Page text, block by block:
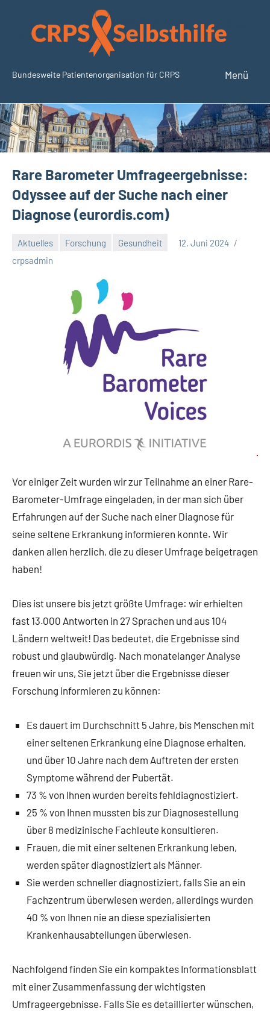
springen
SudeckSelbsthilfe.org
Bundesweite Patientenorganisation für CRPS Menü
Rare Barometer Umfrageergebnisse:
Odyssee auf der Suche nach einer
Diagnose (eurordis.com)
Aktuelles Forschung Gesundheit
12. Juni 2024
crpsadmin
Keine
Vor einiger Zeit wurden wir zur Teilnahme an einer Rare-
Barometer-Umfrage eingeladen, in der man sich über
Erfahrungen auf der Suche nach einer Diagnose für
seine seltene Erkrankung informieren konnte. Wir
danken allen herzlich, die zu dieser Umfrage beigetragen
haben!
Dies ist unsere bis jetzt größte Umfrage: wir erhielten
fast 13.000 Antworten in 27 Sprachen und aus 104
Ländern weltweit! Das bedeutet, die Ergebnisse sind
robust und glaubwürdig. Nach monatelanger Analyse
freuen wir uns, Sie jetzt über die Ergebnisse dieser
Forschung informieren zu können:
Es dauert im Durchschnitt 5 Jahre, bis Menschen mit
einer seltenen Erkrankung eine Diagnose erhalten,
und über 10 Jahre nach dem Auftreten der ersten
Symptome während der Pubertät.
73 % von Ihnen wurden bereits fehldiagnostiziert.
25 % von Ihnen mussten bis zur Diagnosestellung
über 8 medizinische Fachleute konsultieren.
Frauen, die mit einer seltenen Erkrankung leben,
werden später diagnostiziert als Männer.
Sie werden schneller diagnostiziert, falls Sie an ein
Fachzentrum überwiesen werden, allerdings wurden
40 % von Ihnen nie an diese spezialisierten
Krankenhausabteilungen überwiesen.
Nachfolgend finden Sie ein kompaktes Informationsblatt
mit einer Zusammenfassung der wichtigsten
Umfrageergebnisse. Falls Sie es detaillierter wünschen,